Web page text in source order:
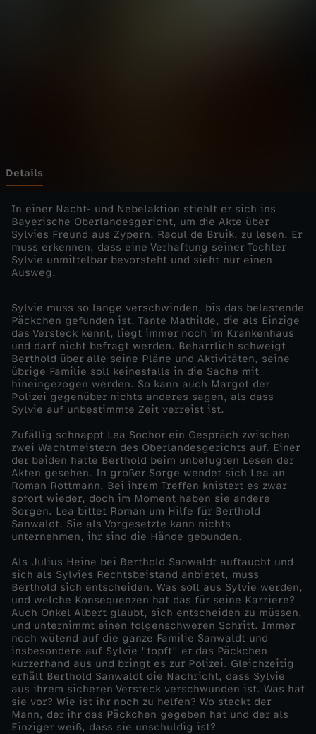
h
t
e
r
-
J
e
d
e
r
h
t
s
e
i
n
Details
In einer Nacht- und Nebelaktion stiehlt er sich ins
Bayerische Oberlandesgericht, um die Akte über
Sylvies Freund aus Zypern, Raoul de Bruik, zu lesen. Er
muss erkennen, dass eine Verhaftung seiner Tochter
Sylvie unmittelbar bevorsteht und sieht nur einen
Ausweg.
Sylvie muss so lange verschwinden, bis das belastende
Päckchen gefunden ist. Tante Mathilde, die als Einzige
das Versteck kennt, liegt immer noch im Krankenhaus
und darf nicht befragt werden. Beharrlich schweigt
Berthold über alle seine Pläne und Aktivitäten, seine
übrige Familie soll keinesfalls in die Sache mit
hineingezogen werden. So kann auch Margot der
Polizei gegenüber nichts anderes sagen, als dass
Sylvie auf unbestimmte Zeit verreist ist.
Zufällig schnappt Lea Sochor ein Gespräch zwischen
zwei Wachtmeistern des Oberlandesgerichts auf. Einer
der beiden hatte Berthold beim unbefugten Lesen der
Akten gesehen. In großer Sorge wendet sich Lea an
Roman Rottmann. Bei ihrem Treffen knistert es zwar
sofort wieder, doch im Moment haben sie andere
Sorgen. Lea bittet Roman um Hilfe für Berthold
Sanwaldt. Sie als Vorgesetzte kann nichts
unternehmen, ihr sind die Hände gebunden.
Als Julius Heine bei Berthold Sanwaldt auftaucht und
sich als Sylvies Rechtsbeistand anbietet, muss
Berthold sich entscheiden. Was soll aus Sylvie werden,
und welche Konsequenzen hat das für seine Karriere?
Auch Onkel Albert glaubt, sich entscheiden zu müssen,
und unternimmt einen folgenschweren Schritt. Immer
noch wütend auf die ganze Familie Sanwaldt und
insbesondere auf Sylvie "topft" er das Päckchen
kurzerhand aus und bringt es zur Polizei. Gleichzeitig
erhält Berthold Sanwaldt die Nachricht, dass Sylvie
aus ihrem sicheren Versteck verschwunden ist. Was hat
sie vor? Wie ist ihr noch zu helfen? Wo steckt der
Mann, der ihr das Päckchen gegeben hat und der als
Einziger weiß, dass sie unschuldig ist?